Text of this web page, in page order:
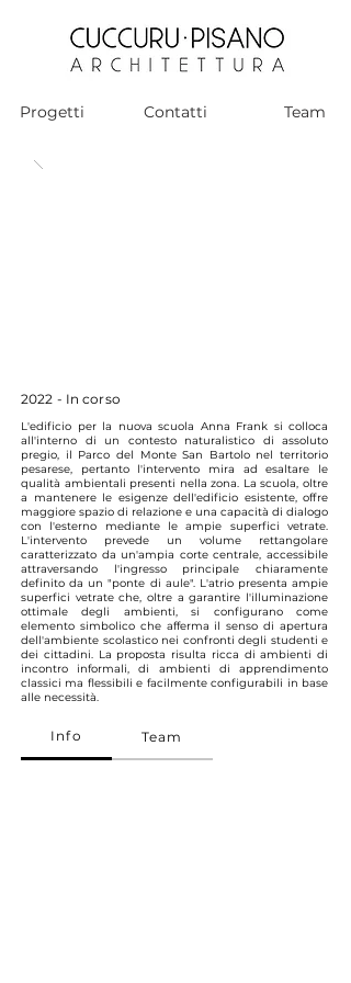
Team
Contatti
Progetti
2022 - In corso
L'edificio per la nuova scuola Anna Frank si colloca
all'interno di un contesto naturalistico di assoluto
pregio, il Parco del Monte San Bartolo nel territorio
pesarese, pertanto l'intervento mira ad esaltare le
qualità ambientali presenti nella zona. La scuola, oltre
a mantenere le esigenze dell'edificio esistente, offre
maggiore spazio di relazione e una capacità di dialogo
con l'esterno mediante le ampie superfici vetrate.
L'intervento prevede un volume rettangolare
caratterizzato da un'ampia corte centrale, accessibile
attraversando l'ingresso principale chiaramente
definito da un "ponte di aule". L'atrio presenta ampie
superfici vetrate che, oltre a garantire l'illuminazione
ottimale degli ambienti, si configurano come
elemento simbolico che afferma il senso di apertura
dell'ambiente scolastico nei confronti degli studenti e
dei cittadini. La proposta risulta ricca di ambienti di
incontro informali, di ambienti di apprendimento
classici ma flessibili e facilmente configurabili in base
alle necessità.
Info Team